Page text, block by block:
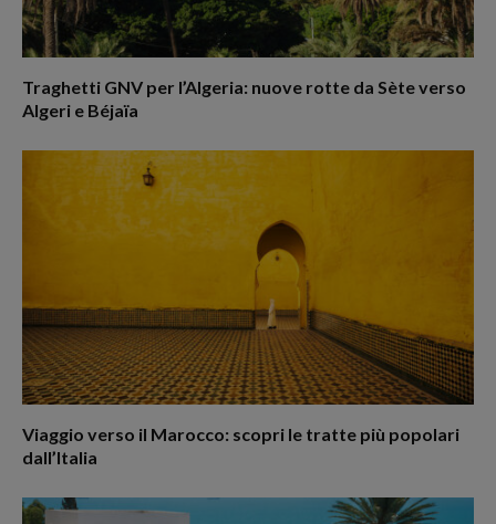
Traghetti GNV per l’Algeria: nuove rotte da Sète verso
Algeri e Béjaïa
Viaggio verso il Marocco: scopri le tratte più popolari
dall’Italia